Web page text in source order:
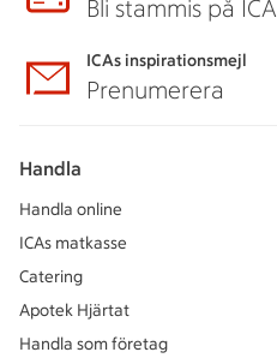
Bli stammis på ICA
ICAs inspirationsmejl
Prenumerera
Handla
Handla online
ICAs matkasse
Catering
Apotek Hjärtat
Handla som företag